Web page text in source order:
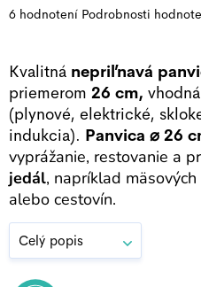
Kvalitná nepriľnavá
priemerom 26 cm,
(plynové, elektrické,
indukcia). Panvica ⌀ 26
vyprážanie, restovanie a
jedál, napríklad
alebo cestovín.
Celý popis
Priemerné
je
5,0
z
5
hviezdičiek.
6 hodnotení Podrobnosti